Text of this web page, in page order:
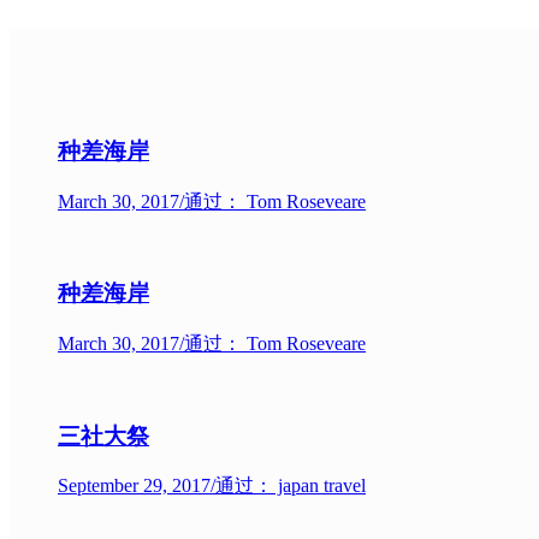
种差海岸
March 30, 2017/通过： Tom Roseveare
种差海岸
March 30, 2017/通过： Tom Roseveare
三社大祭
September 29, 2017/通过： japan travel